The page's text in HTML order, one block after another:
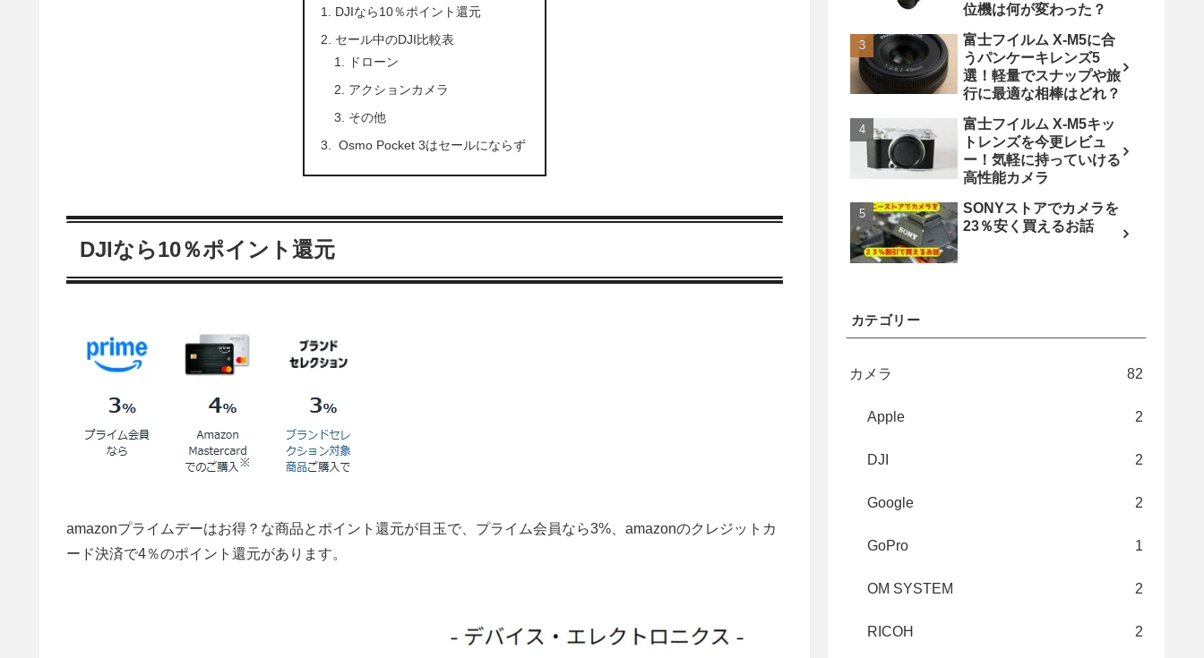
DJIなら10％ポイント還元
セール中のDJI比較表
ドローン
アクションカメラ
その他
Osmo Pocket 3はセールにならず
DJIなら10％ポイント還元
amazonプライムデーはお得？な商品とポイント還元が目玉で、プライム会員なら3%、amazonのクレジットカ
ード決済で4％のポイント還元があります。
位機は何が変わった？
富士フイルム X-M5に合
うパンケーキレンズ5
選！軽量でスナップや旅
行に最適な相棒はどれ？
富士フイルム X-M5キッ
トレンズを今更レビュ
ー！気軽に持っていける
高性能カメラ
SONYストアでカメラを
23％安く買えるお話
カテゴリー
カメラ 82
Apple 2
DJI 2
Google 2
GoPro 1
OM SYSTEM 2
RICOH 2